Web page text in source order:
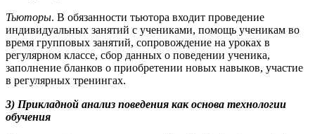
Тьюторы. В обязанности тьютора входит проведение
индивидуальных занятий с учениками, помощь ученикам во
время групповых занятий, сопровождение на уроках в
регулярном классе, сбор данных о поведении ученика,
заполнение бланков о приобретении новых навыков, участие
в регулярных тренингах.
3) Прикладной анализ поведения как основа технологии
обучения